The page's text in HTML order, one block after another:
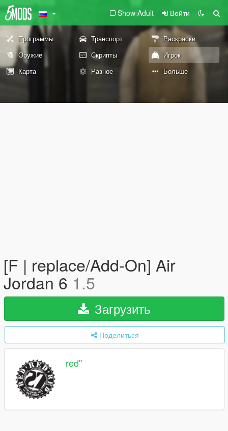
Show Adult Войти
Программы Транспорт
Раскраски
Оружие
Скрипты
Игрок
Карта
Разное Больше
[F | replace/Add-On] Air
Jordan 6 1.5
Загрузить
Поделиться
red''